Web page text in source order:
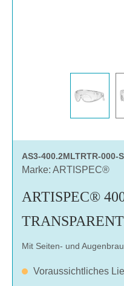
AS3-400.2MLTRTR-000-
Marke: ARTISPEC®
ARTISPEC®
Mit Seiten- und
Voraussichtliches